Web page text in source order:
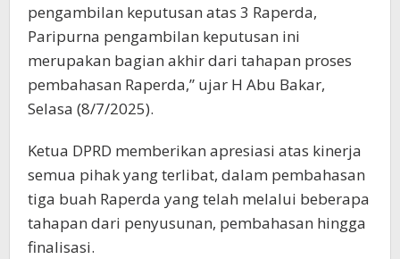
pengambilan keputusan atas 3 Raperda,
Paripurna pengambilan keputusan ini
merupakan bagian akhir dari tahapan proses
pembahasan Raperda,” ujar H Abu Bakar,
Selasa (8/7/2025).
Ketua DPRD memberikan apresiasi atas kinerja
semua pihak yang terlibat, dalam pembahasan
tiga buah Raperda yang telah melalui beberapa
tahapan dari penyusunan, pembahasan hingga
finalisasi.